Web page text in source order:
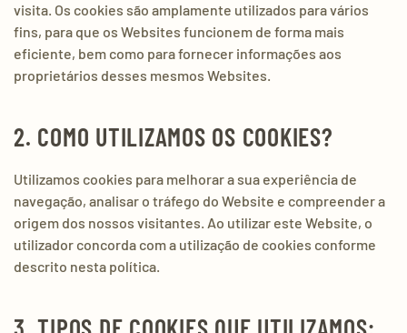
visita. Os cookies são amplamente utilizados para vários
fins, para que os Websites funcionem de forma mais
eficiente, bem como para fornecer informações aos
proprietários desses mesmos Websites.
2. COMO UTILIZAMOS OS COOKIES?
Utilizamos cookies para melhorar a sua experiência de
navegação, analisar o tráfego do Website e compreender a
origem dos nossos visitantes. Ao utilizar este Website, o
utilizador concorda com a utilização de cookies conforme
descrito nesta política.